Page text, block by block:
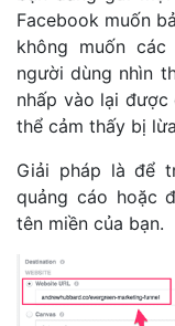
Facebook muốn
không muốn
người dùng nhìn
nhấp vào lại được
thể cảm thấy bị
Giải pháp là để
quảng cáo hoặc
tên miền của bạn.